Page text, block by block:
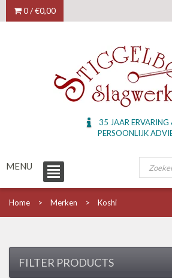
0 /€0,00
35 JAAR ERVARING
PERSOONLIJK
MENU
Home Merken Koshi
FILTER PRODUCTS